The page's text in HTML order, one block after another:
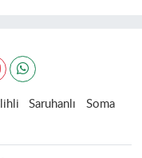
Saruhanlı
Soma